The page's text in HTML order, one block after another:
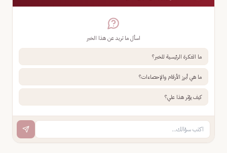
اسأل ما تريد عن هذا الخبر
ما الفكرة الرئيسية للخبر؟
ما هي أبرز الأرقام والإحصاءات؟
كيف يؤثر هذا علي؟